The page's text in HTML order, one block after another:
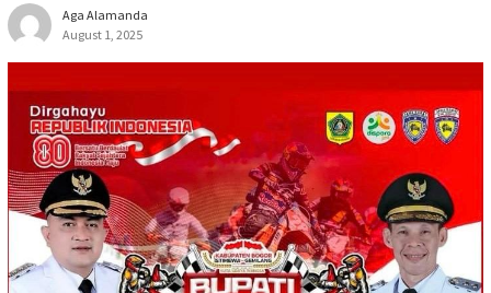
Aga Alamanda
August 1, 2025